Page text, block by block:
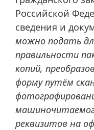
Российской
сведения и
можно подать
правильности
копий,
форму путём
реквизитов на